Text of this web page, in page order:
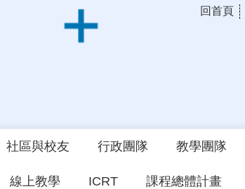
回首頁
社區與校友 行政團隊 教學團隊
線上教學 ICRT 課程總體計畫